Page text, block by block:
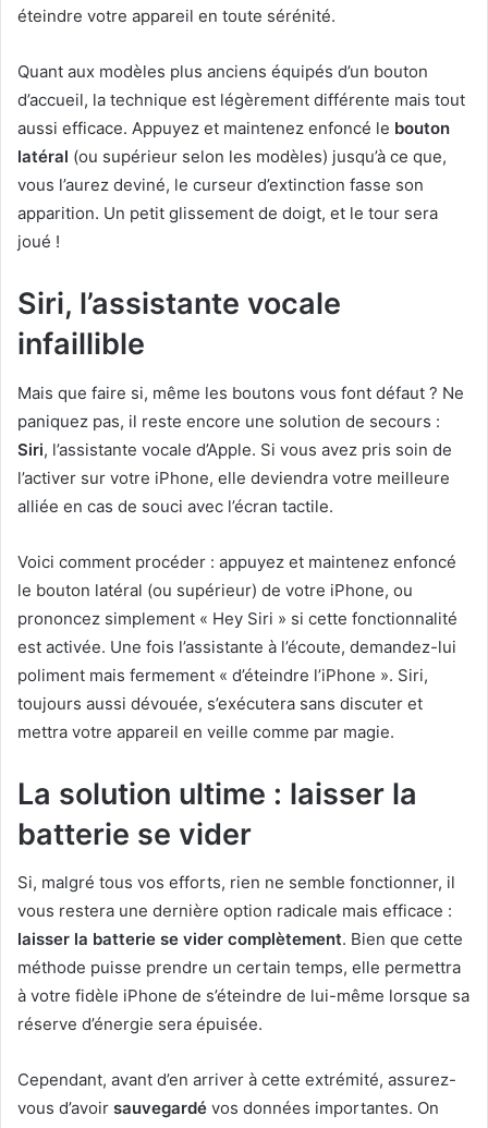
éteindre votre appareil en toute sérénité.
Quant aux modèles plus anciens équipés d’un bouton
d’accueil, la technique est légèrement différente mais tout
aussi efficace. Appuyez et maintenez enfoncé le bouton
latéral (ou supérieur selon les modèles) jusqu’à ce que,
vous l’aurez deviné, le curseur d’extinction fasse son
apparition. Un petit glissement de doigt, et le tour sera
joué !
Siri, l’assistante vocale
infaillible
Mais que faire si, même les boutons vous font défaut ? Ne
paniquez pas, il reste encore une solution de secours :
Siri, l’assistante vocale d’Apple. Si vous avez pris soin de
l’activer sur votre iPhone, elle deviendra votre meilleure
alliée en cas de souci avec l’écran tactile.
Voici comment procéder : appuyez et maintenez enfoncé
le bouton latéral (ou supérieur) de votre iPhone, ou
prononcez simplement « Hey Siri » si cette fonctionnalité
est activée. Une fois l’assistante à l’écoute, demandez-lui
poliment mais fermement « d’éteindre l’iPhone ». Siri,
toujours aussi dévouée, s’exécutera sans discuter et
mettra votre appareil en veille comme par magie.
La solution ultime : laisser la
batterie se vider
Si, malgré tous vos efforts, rien ne semble fonctionner, il
vous restera une dernière option radicale mais efficace :
laisser la batterie se vider complètement. Bien que cette
méthode puisse prendre un certain temps, elle permettra
à votre fidèle iPhone de s’éteindre de lui-même lorsque sa
réserve d’énergie sera épuisée.
Cependant, avant d’en arriver à cette extrémité, assurez-
vous d’avoir sauvegardé vos données importantes. On